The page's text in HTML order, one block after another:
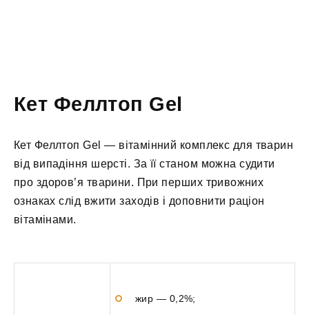
Кет Феллтоп Gel
Кет Феллтоп Gel — вітамінний комплекс для тварин
від випадіння шерсті. За її станом можна судити
про здоров’я тварини. При перших тривожних
ознаках слід вжити заходів і доповнити раціон
вітамінами.
жир — 0,2%;